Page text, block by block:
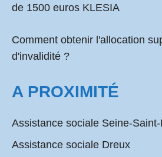
de 1500 euros KLESIA
Comment obtenir l'allocation
d'invalidité ?
A PROXIMITÉ
Assistance sociale Seine-
Assistance sociale Dreux